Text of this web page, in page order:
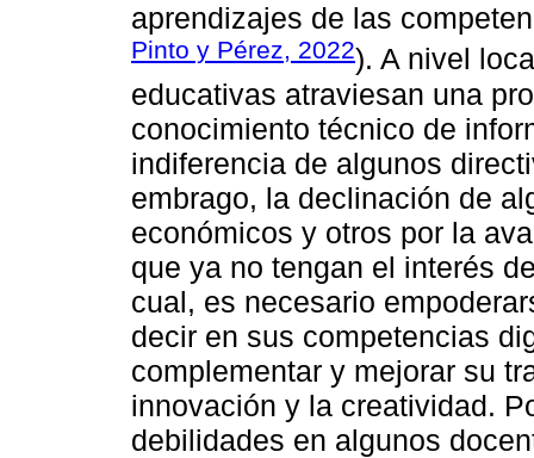
aprendizajes de las
Pinto y Pérez, 2022). A nivel
educativas atraviesan una
conocimiento técnico de
indiferencia de algunos
embrago, la declinación de
económicos y otros por la
que ya no tengan el interés
cual, es necesario
decir en sus competencias
complementar y mejorar su
innovación y la creatividad.
debilidades en algunos